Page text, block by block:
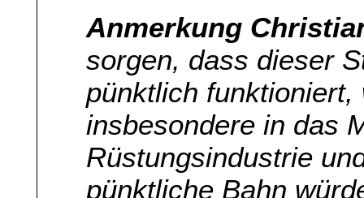
Anmerkung
sorgen, dass dieser
pünktlich
insbesondere in das
Rüstungsindustrie
pünktliche Bahn